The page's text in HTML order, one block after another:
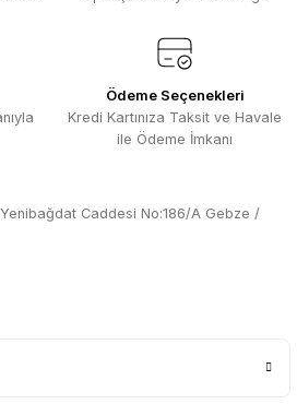
Ödeme Seçenekleri
Kredi Kartınıza Taksit ve Havale
ile Ödeme İmkanı
Caddesi No:186/A Gebze /